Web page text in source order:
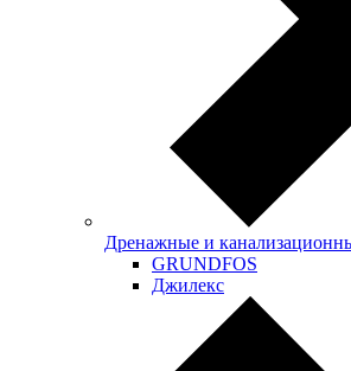
Дренажные и
GRUNDFOS
Джилекс